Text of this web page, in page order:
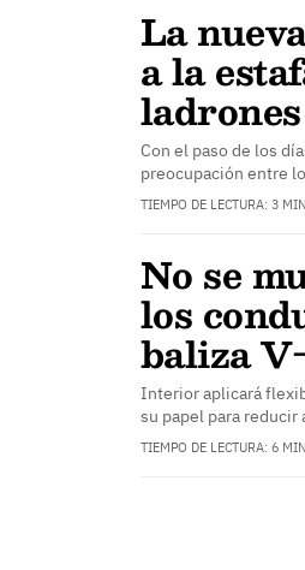
La
a la
ladrones
Con el paso de los
preocupación entre
TIEMPO DE LECTURA: 3
No se
los
baliza
Interior aplicará
su papel para
TIEMPO DE LECTURA: 6